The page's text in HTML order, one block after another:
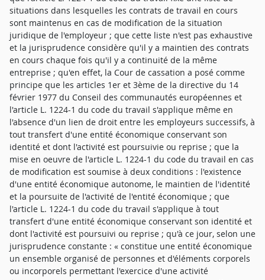
situations dans lesquelles les contrats de travail en cours
sont maintenus en cas de modification de la situation
juridique de l'employeur ; que cette liste n'est pas exhaustive
et la jurisprudence considère qu'il y a maintien des contrats
en cours chaque fois qu'il y a continuité de la même
entreprise ; qu'en effet, la Cour de cassation a posé comme
principe que les articles 1er et 3ème de la directive du 14
février 1977 du Conseil des communautés européennes et
l'article L. 1224-1 du code du travail s'applique même en
l'absence d'un lien de droit entre les employeurs successifs, à
tout transfert d'une entité économique conservant son
identité et dont l'activité est poursuivie ou reprise ; que la
mise en oeuvre de l'article L. 1224-1 du code du travail en cas
de modification est soumise à deux conditions : l'existence
d'une entité économique autonome, le maintien de l'identité
et la poursuite de l'activité de l'entité économique ; que
l'article L. 1224-1 du code du travail s'applique à tout
transfert d'une entité économique conservant son identité et
dont l'activité est poursuivi ou reprise ; qu'à ce jour, selon une
jurisprudence constante : « constitue une entité économique
un ensemble organisé de personnes et d'éléments corporels
ou incorporels permettant l'exercice d'une activité